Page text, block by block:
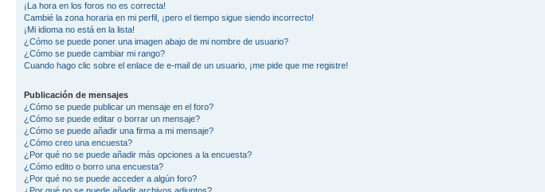
¡La hora en los foros no es correcta!
Cambié la zona horaria en mi perfil, ¡pero el tiempo sigue siendo incorrecto!
¡Mi idioma no está en la lista!
¿Cómo se puede poner una imagen abajo de mi nombre de usuario?
¿Cómo se puede cambiar mi rango?
Cuando hago clic sobre el enlace de e-mail de un usuario, ¡me pide que me registre!
Publicación de mensajes
¿Cómo se puede publicar un mensaje en el foro?
¿Cómo se puede editar o borrar un mensaje?
¿Cómo se puede añadir una firma a mi mensaje?
¿Cómo creo una encuesta?
¿Por qué no se puede añadir más opciones a la encuesta?
¿Cómo edito o borro una encuesta?
¿Por qué no se puede acceder a algún foro?